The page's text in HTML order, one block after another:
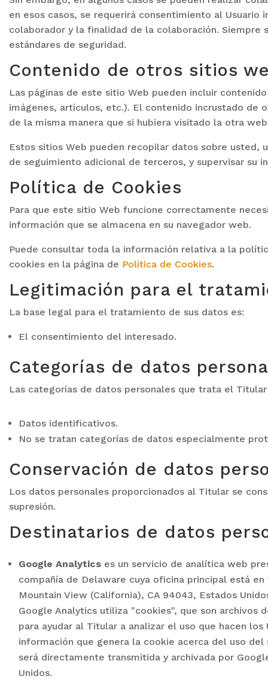
en esos casos, se requerirá consentimiento al
colaborador y la finalidad de la colaboración. Siempre
estándares de seguridad.
Contenido de otros sitios
Las páginas de este sitio Web pueden incluir
imágenes, artículos, etc.). El contenido incrustado de
de la misma manera que si hubiera visitado la otra
Estos sitios Web pueden recopilar datos sobre usted,
de seguimiento adicional de terceros, y supervisar su
Política de Cookies
Para que este sitio Web funcione correctamente
información que se almacena en su navegador web.
Puede consultar toda la información relativa a la
cookies en la página de Política de Cookies.
Legitimación para el
La base legal para el tratamiento de sus datos es:
El consentimiento del interesado.
Categorías de datos
Las categorías de datos personales que trata el Titular
Datos identificativos.
No se tratan categorías de datos especialmente
Conservación de datos
Los datos personales proporcionados al Titular se
supresión.
Destinatarios de datos
Google Analytics es un servicio de analítica web
compañía de Delaware cuya oficina principal está en
Mountain View (California), CA 94043, Estados
Google Analytics utiliza "cookies", que son archivos
para ayudar al Titular a analizar el uso que hacen los
información que genera la cookie acerca del uso
será directamente transmitida y archivada por
Unidos.